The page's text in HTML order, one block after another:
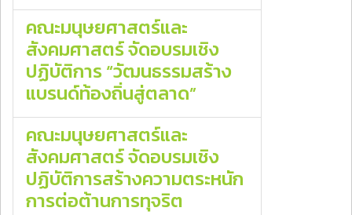
คณะมนุษยศาสตร์และ
สังคมศาสตร์ จัดอบรมเชิง
ปฏิบัติการ “วัฒนธรรมสร้าง
แบรนด์ท้องถิ่นสู่ตลาด”
คณะมนุษยศาสตร์และ
สังคมศาสตร์ จัดอบรมเชิง
ปฏิบัติการสร้างความตระหนัก
การต่อต้านการทุจริต